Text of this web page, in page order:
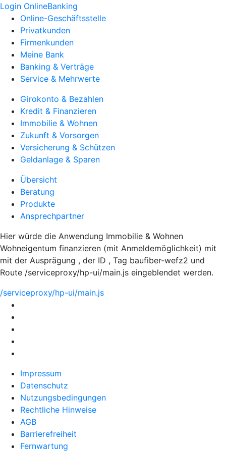
Login OnlineBanking
Online-Geschäftsstelle
Privatkunden
Firmenkunden
Meine Bank
Banking & Verträge
Service & Mehrwerte
Girokonto & Bezahlen
Kredit & Finanzieren
Immobilie & Wohnen
Zukunft & Vorsorgen
Versicherung & Schützen
Geldanlage & Sparen
Übersicht
Beratung
Produkte
Ansprechpartner
Hier würde die Anwendung Immobilie & Wohnen
Wohneigentum finanzieren (mit Anmeldemöglichkeit) mit
mit der Ausprägung , der ID , Tag baufiber-wefz2 und
Route /serviceproxy/hp-ui/main.js eingeblendet werden.
/serviceproxy/hp-ui/main.js
Impressum
Datenschutz
Nutzungsbedingungen
Rechtliche Hinweise
AGB
Barrierefreiheit
Fernwartung